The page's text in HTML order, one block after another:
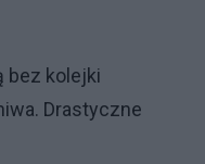
bez kolejki
Drastyczne